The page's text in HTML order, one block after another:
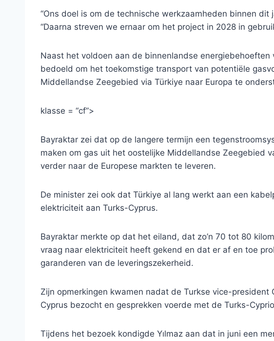
“Ons doel is om de technische werkzaamheden binnen dit
“Daarna streven we ernaar om het project in 2028 in
Naast het voldoen aan de binnenlandse
bedoeld om het toekomstige transport van potentiële
Middellandse Zeegebied via Türkiye naar Europa te
klasse = “cf”>
Bayraktar zei dat op de langere termijn een
maken om gas uit het oostelijke Middellandse Zeegebied
verder naar de Europese markten te leveren.
De minister zei ook dat Türkiye al lang werkt aan een
elektriciteit aan Turks-Cyprus.
Bayraktar merkte op dat het eiland, dat zo’n 70 tot 80
vraag naar elektriciteit heeft gekend en dat er af en toe
garanderen van de leveringszekerheid.
Zijn opmerkingen kwamen nadat de Turkse vice-president
Cyprus bezocht en gesprekken voerde met de Turks-
Tijdens het bezoek kondigde Yılmaz aan dat in juni een